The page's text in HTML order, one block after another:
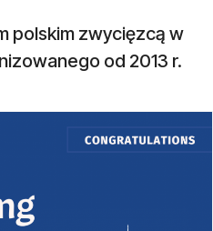
polskim zwycięzcą w
od 2013 r.